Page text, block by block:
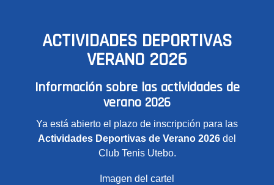
ACTIVIDADES DEPORTIVAS
VERANO 2026
Información sobre las actividades de
verano 2026
Ya está abierto el plazo de inscripción para las
Actividades Deportivas de Verano 2026 del
Club Tenis Utebo.
Imagen del cartel